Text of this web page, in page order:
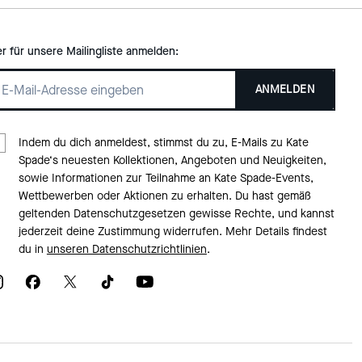
für unsere Mailingliste anmelden:
ANMELDEN
Indem du dich anmeldest, stimmst du zu, E-Mails zu Kate
Spade‘s neuesten Kollektionen, Angeboten und Neuigkeiten,
sowie Informationen zur Teilnahme an Kate Spade-Events,
Wettbewerben oder Aktionen zu erhalten. Du hast gemäß
geltenden Datenschutzgesetzen gewisse Rechte, und kannst
jederzeit deine Zustimmung widerrufen. Mehr Details findest
du in unseren Datenschutzrichtlinien.